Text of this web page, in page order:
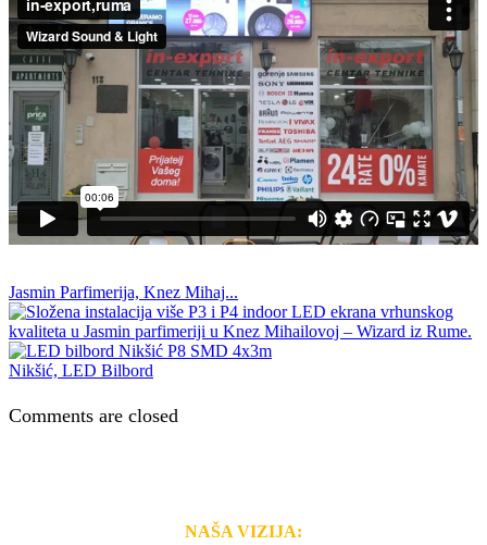
Jasmin Parfimerija, Knez Mihaj...
Nikšić, LED Bilbord
Comments are closed
NAŠA VIZIJA: